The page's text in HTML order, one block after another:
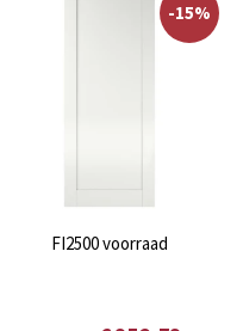
-15%
FI2500 voorraad